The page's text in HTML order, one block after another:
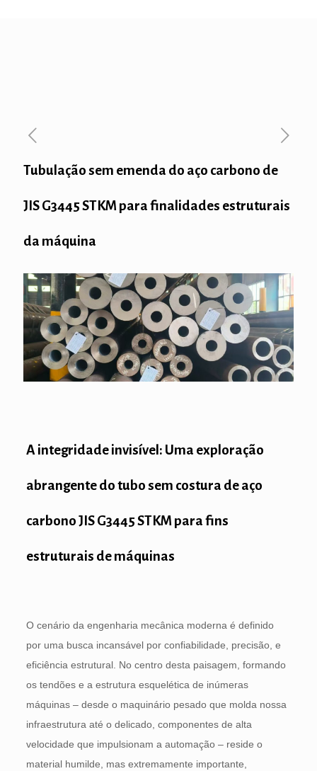
Tubulação sem emenda do aço carbono de
JIS G3445 STKM para finalidades estruturais
da máquina
A integridade invisível: Uma exploração
abrangente do tubo sem costura de aço
carbono JIS G3445 STKM para fins
estruturais de máquinas
O cenário da engenharia mecânica moderna é definido
por uma busca incansável por confiabilidade, precisão, e
eficiência estrutural. No centro desta paisagem, formando
os tendões e a estrutura esquelética de inúmeras
máquinas – desde o maquinário pesado que molda nossa
infraestrutura até o delicado, componentes de alta
velocidade que impulsionam a automação – reside o
material humilde, mas extremamente importante,